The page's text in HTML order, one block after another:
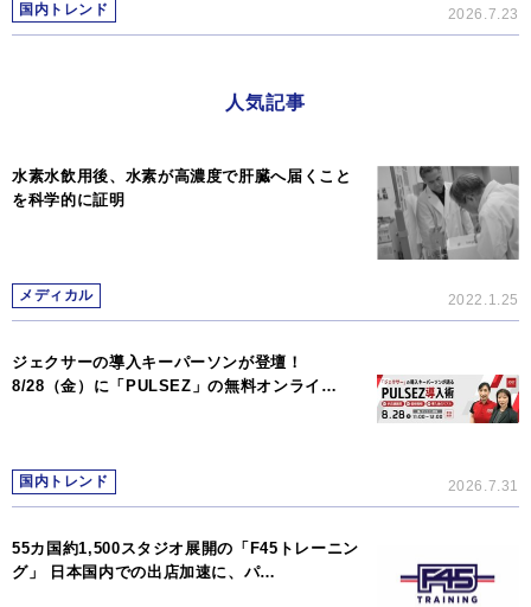
国内トレンド 2026.7.23
人気記事
水素水飲用後、水素が高濃度で肝臓へ届くこと
を科学的に証明
メディカル 2022.1.25
ジェクサーの導入キーパーソンが登壇！
8/28（金）に「PULSEZ」の無料オンライ…
国内トレンド 2026.7.31
55カ国約1,500スタジオ展開の「F45トレーニン
グ」 日本国内での出店加速に、パ…